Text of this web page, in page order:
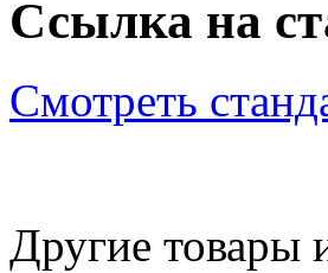
Ссылка на
Смотреть
Другие товары